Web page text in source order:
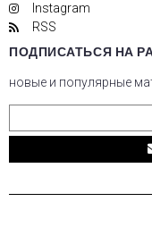
Instagram
RSS
ПОДПИСАТЬСЯ НА
новые и популярные